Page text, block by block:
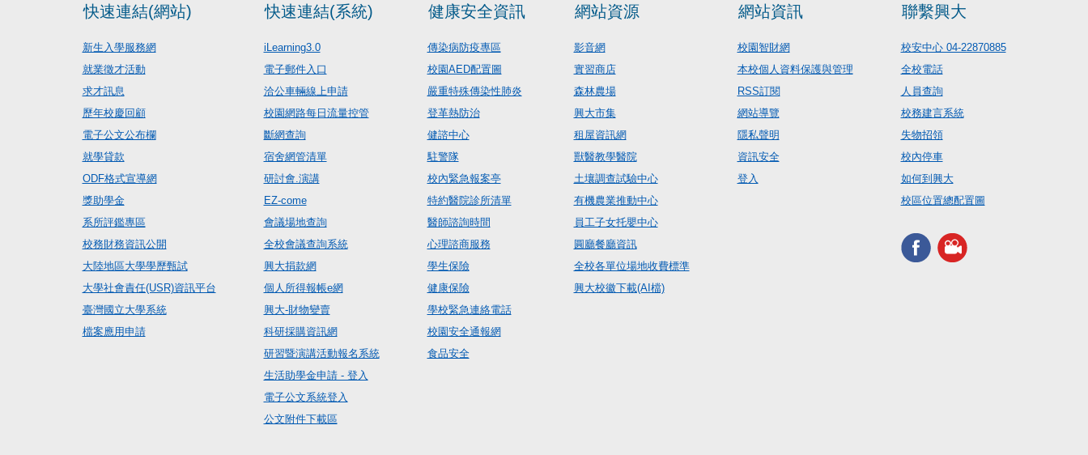
快速連結(網站)
新生入學服務網
就業徵才活動
求才訊息
歷年校慶回顧
電子公文公布欄
就學貸款
ODF格式宣導網
獎助學金
系所評鑑專區
校務財務資訊公開
大陸地區大學學歷甄試
大學社會責任(USR)資訊平台
臺灣國立大學系統
檔案應用申請
快速連結(系統)
iLearning3.0
電子郵件入口
洽公車輛線上申請
校園網路每日流量控管
斷網查詢
宿舍網管清單
研討會.演講
EZ-come
會議場地查詢
全校會議查詢系統
興大捐款網
個人所得報帳e網
興大-財物變賣
科研採購資訊網
研習暨演講活動報名系統
生活助學金申請 - 登入
電子公文系統登入
公文附件下載區
健康安全資訊
傳染病防疫專區
校園AED配置圖
嚴重特殊傳染性肺炎
登革熱防治
健諮中心
駐警隊
校內緊急報案亭
特約醫院診所清單
醫師諮詢時間
心理諮商服務
學生保險
健康保險
學校緊急連絡電話
校園安全通報網
食品安全
網站資源
影音網
實習商店
森林農場
興大市集
租屋資訊網
獸醫教學醫院
土壤調查試驗中心
有機農業推動中心
員工子女托嬰中心
圓廳餐廳資訊
全校各單位場地收費標準
興大校徽下載(AI檔)
網站資訊
校園智財網
本校個人資料保護與管理
RSS訂閱
網站導覽
隱私聲明
資訊安全
登入
聯繫興大
校安中心 04-22870885
全校電話
人員查詢
校務建言系統
失物招領
校內停車
如何到興大
校區位置總配置圖